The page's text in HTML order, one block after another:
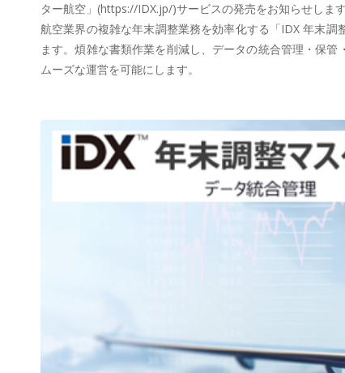
ター航空」(https://IDX.jp/)サービスの発売をお知らせします
航空業界の複雑な年末調整業務を効率化する「IDX 年末
ます。煩雑な書類作業を削減し、データの統合管理・保
ムーズな運営を可能にします。